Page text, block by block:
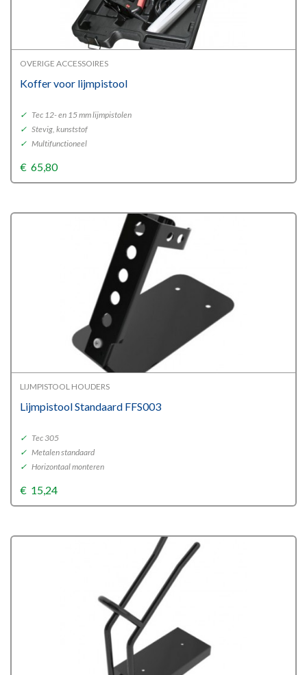
OVERIGE ACCESSOIRES
Koffer voor lijmpistool
✓ Tec 12- en 15 mm lijmpistolen
✓ Stevig, kunststof
✓ Multifunctioneel
€ 65,80
LIJMPISTOOL HOUDERS
Lijmpistool Standaard FFS003
✓ Tec 305
✓ Metalen standaard
✓ Horizontaal monteren
€ 15,24